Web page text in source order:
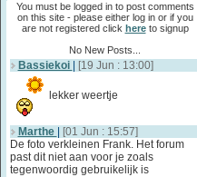
You must be logged in to post comments
on this site - please either log in or if you
are not registered click hereto signup
No New Posts...
Bassiekoi [19 Jun : 13:00]
lekker weertje
Marthe
[01 Jun : 15:57]
De foto verkleinen Frank. Het forum
past dit niet aan voor je zoals
tegenwoordig gebruikelijk is